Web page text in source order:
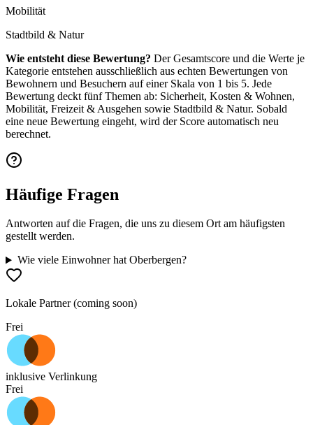
Mobilität
Stadtbild & Natur
Wie entsteht diese Bewertung? Der Gesamtscore und die Werte je
Kategorie entstehen ausschließlich aus echten Bewertungen von
Bewohnern und Besuchern auf einer Skala von 1 bis 5. Jede
Bewertung deckt fünf Themen ab: Sicherheit, Kosten & Wohnen,
Mobilität, Freizeit & Ausgehen sowie Stadtbild & Natur. Sobald
eine neue Bewertung eingeht, wird der Score automatisch neu
berechnet.
Häufige Fragen
Antworten auf die Fragen, die uns zu diesem Ort am häufigsten
gestellt werden.
Wie viele Einwohner hat Oberbergen?
Lokale Partner (coming soon)
Frei
inklusive Verlinkung
Frei